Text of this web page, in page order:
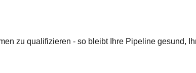
zu qualifizieren - so bleibt Ihre Pipeline gesund,